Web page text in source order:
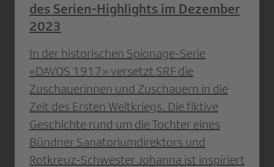
des Serien-Highlights im Dezember
2023
In der historischen Spionage-Serie
«DAVOS 1917» versetzt SRF die
Zuschauerinnen und Zuschauern in die
Zeit des Ersten Weltkriegs. Die fiktive
Geschichte rund um die Tochter eines
Bündner Sanatoriumdirektors und
Rotkreuz-Schwester Johanna ist inspiriert